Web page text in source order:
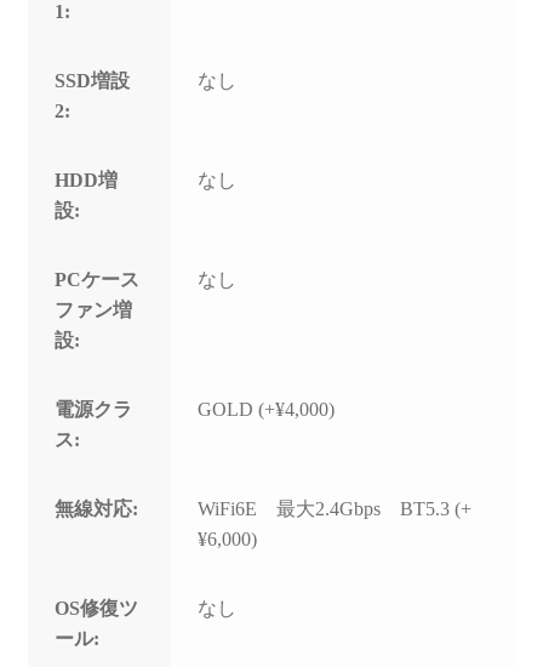
1:
SSD増設
2:
なし
HDD増
設:
なし
PCケース
ファン増
設:
なし
電源クラ
ス:
GOLD (+¥4,000)
無線対応:
WiFi6E 最大2.4Gbps BT5.3 (+
¥6,000)
OS修復ツ
ール:
なし